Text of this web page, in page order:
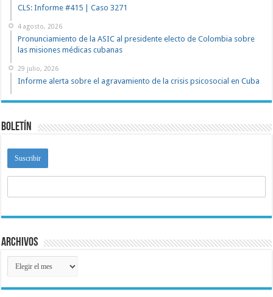
CLS: Informe #415 | Caso 3271
4 agosto, 2026
Pronunciamiento de la ASIC al presidente electo de Colombia sobre
las misiones médicas cubanas
29 julio, 2026
Informe alerta sobre el agravamiento de la crisis psicosocial en Cuba
Boletín
Archivos
Archivos